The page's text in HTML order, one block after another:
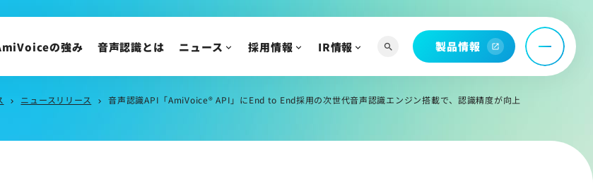
載
セミナー
株主・投資家の皆様へ
IR資料/決算短信および関連資料
財務ハイライト
株主総会/株式関連情報
の強み 音声認識とは ニュース 採用情報 IR情報 search 製品情報 open_in_new
chevron_right ニュースリリース chevron_right 音声認識API「AmiVoice® API」にEnd to End採用の次世代音声認識エンジン搭載で、認識精度が向上